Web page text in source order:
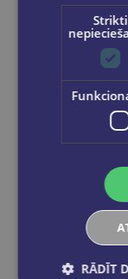
Strikti
RĀDĪT